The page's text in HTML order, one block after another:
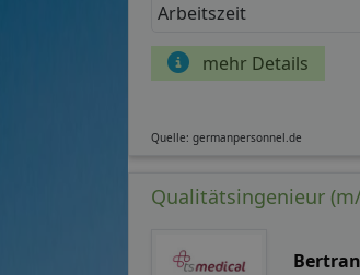
Arbeitszeit
mehr Details
Quelle: germanpersonnel.de
Qualitätsingenieur